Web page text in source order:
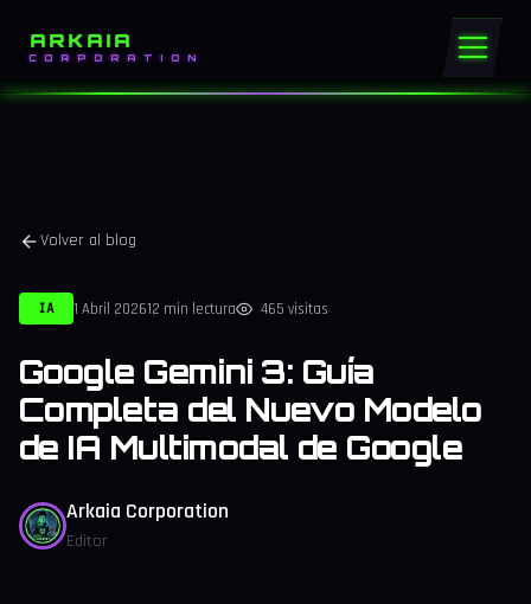
ARKAIA
CORPORATION
Volver al blog
IA 1 Abril 202612 min lectura 465 visitas
Google Gemini 3: Guía
Completa del Nuevo Modelo
de IA Multimodal de Google
Arkaia Corporation
Editor